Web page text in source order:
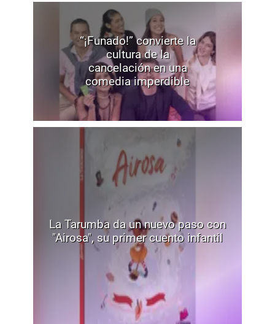
“¡Funado!” convierte la
cultura de la
cancelación en una
comedia imperdible
La Tarumba da un nuevo paso con
"Airosa", su primer cuento infantil